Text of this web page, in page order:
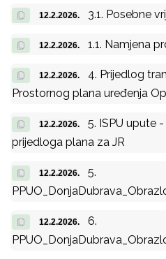
12.2.2026. 3.1. Posebne
12.2.2026. 1.1. Namjena
12.2.2026.
4. Prijedlog
Prostornog plana uređenja
12.2.2026.
5. ISPU upute
prijedloga plana za JR
12.2.2026.
5.
12.2.2026.
6.